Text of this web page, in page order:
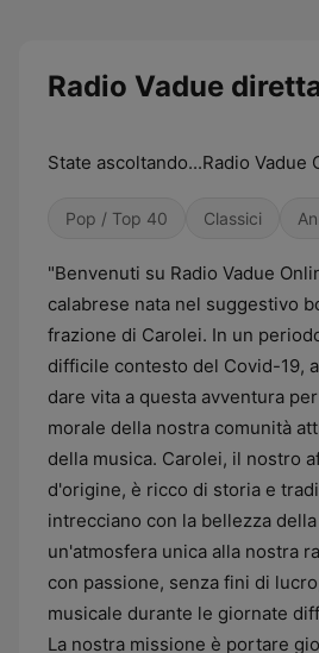
Radio Vadue
State ascoltando...Radio Vadue
Pop / Top 40 Classici
"Benvenuti su Radio Vadue
calabrese nata nel suggestivo
frazione di Carolei. In un
difficile contesto del Covid-19,
dare vita a questa avventura
morale della nostra comunità
della musica. Carolei, il nostro
d'origine, è ricco di storia e
intrecciano con la bellezza
un'atmosfera unica alla nostra
con passione, senza fini di
musicale durante le giornate
La nostra missione è portare